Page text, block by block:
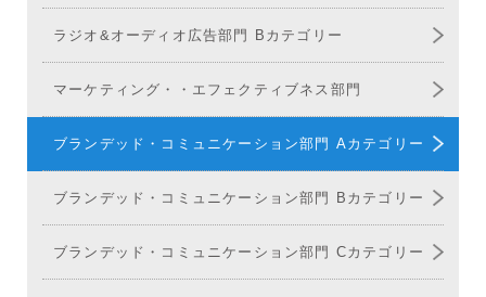
ラジオ&オーディオ広告部門 Bカテゴリー
マーケティング・ エフェクティブネス部門
ブランデッド・コミュニケーション部門 Aカテゴリー
ブランデッド・コミュニケーション部門 Bカテゴリー
ブランデッド・コミュニケーション部門 Cカテゴリー